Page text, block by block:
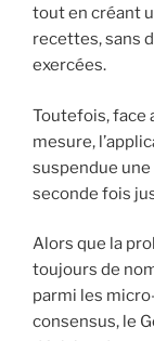
tout en créant
recettes, sans
exercées.
Toutefois, face
mesure,
suspendue
seconde fois
Alors que la
toujours de
parmi les
consensus, le